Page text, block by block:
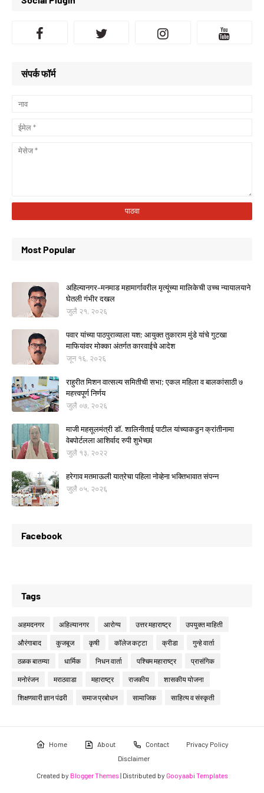
संपर्क फॉर्म
Most Popular
अहिल्यानगर–मनमाड महामार्गावरील मृत्यूंच्या मालिकेची उच्च न्यायालयाने
घेतली गंभीर दखल
जुलै २१, २०२६
पवार यांच्या पाठपुराव्याला यश; आयुक्त तुकाराम मुंडे यांचे गुटखा
माफियांवर मोक्का अंतर्गत कारवाईचे आदेश
जून १६, २०२६
राहुरीत मिशन वात्सल्य समितीची सभा; एकल महिला व बालकांसाठी ७
महत्त्वपूर्ण निर्णय
जुलै ०७, २०२६
माजी महसूलमंत्री डॉ. शालिनीताई पाटील यांच्याकडुन क्रांतीनामा
वेबपोर्टलला आशिर्वाद रुपी शुभेच्छा
जुलै १३, २०२२
हरेगाव मतमाऊली यात्रेचा पहिला नोव्हेना भक्तिभावात संपन्न
जुलै ०५, २०२६
Facebook
Tags
अहमदनगर अहिल्यानगर आरोग्य उत्तर महाराष्ट्र उपयुक्त माहिती
औरंगाबाद कुजबूज कृषी कॉलेज कट्टा क्रीडा गुन्हे वार्ता
ठळक बातम्या धार्मिक निधन वार्ता पश्चिम महाराष्ट्र प्रासंगिक
मनोरंजन मराठवाडा महाराष्ट्र राजकीय शासकीय योजना
शिक्षणवारी ज्ञान पंढरी समाज प्रबोधन सामाजिक साहित्य व संस्कृती
Home About Contact
Privacy Policy
Disclaimer
Created by Blogger Themes| Distributed by Gooyaabi Templates